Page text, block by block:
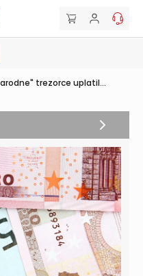
trezorce uplatil...